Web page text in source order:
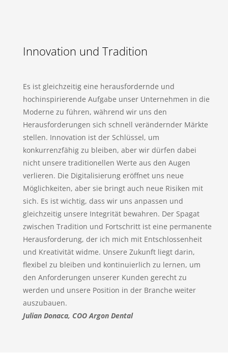
Innovation und Tradition
Es ist gleichzeitig eine herausfordernde und
hochinspirierende Aufgabe unser Unternehmen in die
Moderne zu führen, während wir uns den
Herausforderungen sich schnell verändernder Märkte
stellen. Innovation ist der Schlüssel, um
konkurrenzfähig zu bleiben, aber wir dürfen dabei
nicht unsere traditionellen Werte aus den Augen
verlieren. Die Digitalisierung eröffnet uns neue
Möglichkeiten, aber sie bringt auch neue Risiken mit
sich. Es ist wichtig, dass wir uns anpassen und
gleichzeitig unsere Integrität bewahren. Der Spagat
zwischen Tradition und Fortschritt ist eine permanente
Herausforderung, der ich mich mit Entschlossenheit
und Kreativität widme. Unsere Zukunft liegt darin,
flexibel zu bleiben und kontinuierlich zu lernen, um
den Anforderungen unserer Kunden gerecht zu
werden und unsere Position in der Branche weiter
auszubauen.
Julian Donaca, COO Argon Dental